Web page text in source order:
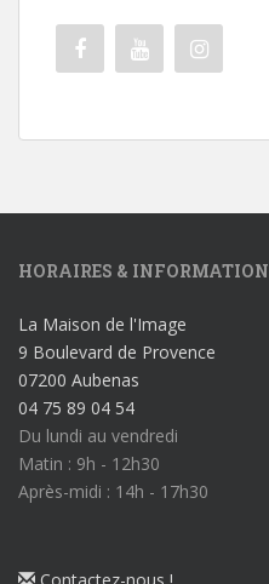
HORAIRES & INFORMATION
La Maison de l'Image
9 Boulevard de Provence
07200 Aubenas
04 75 89 04 54
Du lundi au vendredi
Matin : 9h - 12h30
Après-midi : 14h - 17h30